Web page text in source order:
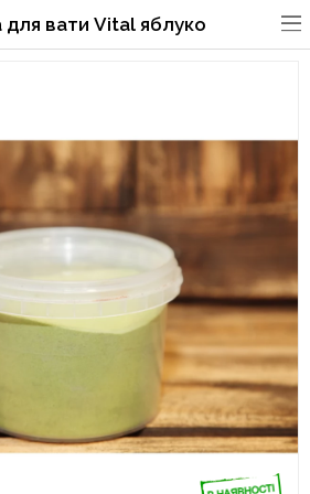
вати Vital яблуко
піцерій,